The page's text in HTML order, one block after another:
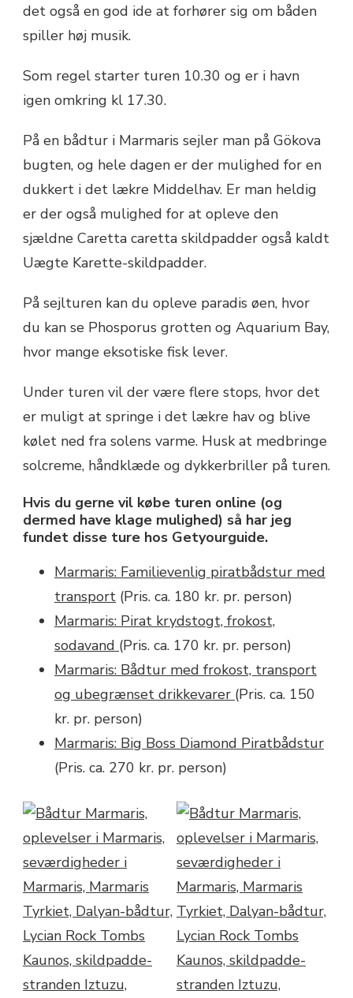
det også en god ide at forhører sig om båden
spiller høj musik.
Som regel starter turen 10.30 og er i havn
igen omkring kl 17.30.
På en bådtur i Marmaris sejler man på Gökova
bugten, og hele dagen er der mulighed for en
dukkert i det lækre Middelhav. Er man heldig
er der også mulighed for at opleve den
sjældne Caretta caretta skildpadder også kaldt
Uægte Karette-skildpadder.
På sejlturen kan du opleve paradis øen, hvor
du kan se Phosporus grotten og Aquarium Bay,
hvor mange eksotiske fisk lever.
Under turen vil der være flere stops, hvor det
er muligt at springe i det lækre hav og blive
kølet ned fra solens varme. Husk at medbringe
solcreme, håndklæde og dykkerbriller på turen.
Hvis du gerne vil købe turen online (og
dermed have klage mulighed) så har jeg
fundet disse ture hos Getyourguide.
Marmaris: Familievenlig piratbådstur med
transport (Pris. ca. 180 kr. pr. person)
Marmaris: Pirat krydstogt, frokost,
sodavand (Pris. ca. 170 kr. pr. person)
Marmaris: Bådtur med frokost, transport
og ubegrænset drikkevarer (Pris. ca. 150
kr. pr. person)
Marmaris: Big Boss Diamond Piratbådstur
(Pris. ca. 270 kr. pr. person)